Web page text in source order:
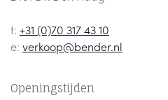
t: +31 (0)70 317 43 10
e: verkoop@bender.nl
Openingstijden